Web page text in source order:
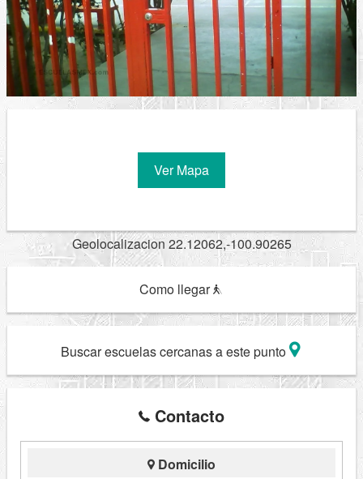
Ver Mapa
Geolocalizacion 22.12062,-100.90265
Como llegar
Buscar escuelas cercanas a este punto
Contacto
Domicilio